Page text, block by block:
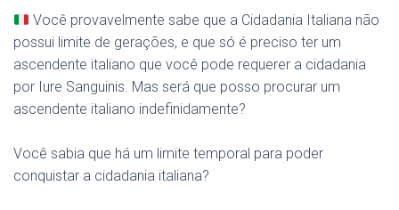
Você provavelmente sabe que a Cidadania Italiana não
possui limite de gerações, e que só é preciso ter um
ascendente italiano que você pode requerer a cidadania
por Iure Sanguinis. Mas será que posso procurar um
ascendente italiano indefinidamente?
Você sabia que há um limite temporal para poder
conquistar a cidadania italiana?